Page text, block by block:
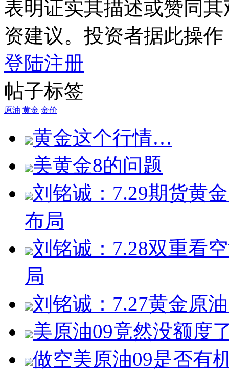
表明证实其描述或赞同
资建议。投资者据此操
登陆注册
帖子标签
原油 黄金 金价
黄金这个行情…
美黄金8的问题
刘铭诚：7.29期货黄
布局
刘铭诚：7.28双重看
局
刘铭诚：7.27黄金原
美原油09竟然没额度
做空美原油09是否有